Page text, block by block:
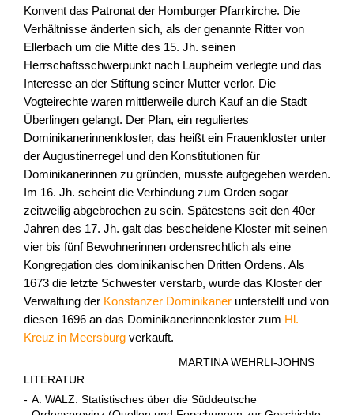
Konvent das Patronat der Homburger Pfarrkirche. Die
Verhältnisse änderten sich, als der genannte Ritter von
Ellerbach um die Mitte des 15. Jh. seinen
Herrschaftsschwerpunkt nach Laupheim verlegte und das
Interesse an der Stiftung seiner Mutter verlor. Die
Vogteirechte waren mittlerweile durch Kauf an die Stadt
Überlingen gelangt. Der Plan, ein reguliertes
Dominikanerinnenkloster, das heißt ein Frauenkloster unter
der Augustinerregel und den Konstitutionen für
Dominikanerinnen zu gründen, musste aufgegeben werden.
Im 16. Jh. scheint die Verbindung zum Orden sogar
zeitweilig abgebrochen zu sein. Spätestens seit den 40er
Jahren des 17. Jh. galt das bescheidene Kloster mit seinen
vier bis fünf Bewohnerinnen ordensrechtlich als eine
Kongregation des dominikanischen Dritten Ordens. Als
1673 die letzte Schwester verstarb, wurde das Kloster der
Verwaltung der Konstanzer Dominikaner unterstellt und von
diesen 1696 an das Dominikanerinnenkloster zum Hl.
Kreuz in Meersburg verkauft.
MARTINA WEHRLI-JOHNS
LITERATUR
- A. WALZ: Statistisches über die Süddeutsche